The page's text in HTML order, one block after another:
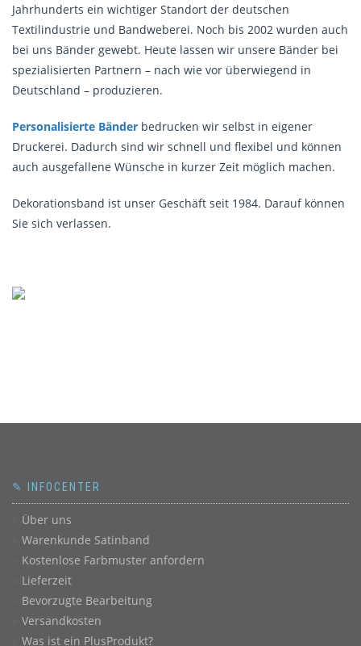
Jahrhunderts ein wichtiger Standort der deutschen
Textilindustrie und Bandweberei. Noch bis 2002 wurden auch
bei uns Bänder gewebt. Heute lassen wir unsere Bänder bei
spezialisierten Partnern – nach wie vor überwiegend in
Deutschland – produzieren.
Personalisierte Bänder bedrucken wir selbst in eigener
Druckerei. Dadurch sind wir schnell und flexibel und können
auch ausgefallene Wünsche in kurzer Zeit möglich machen.
Dekorationsband ist unser Geschäft seit 1984. Darauf können
Sie sich verlassen.
✎ INFOCENTER
Über uns
Warenkunde Satinband
Kostenlose Farbmuster anfordern
Lieferzeit
Bevorzugte Bearbeitung
Versandkosten
Was ist ein PlusProdukt?